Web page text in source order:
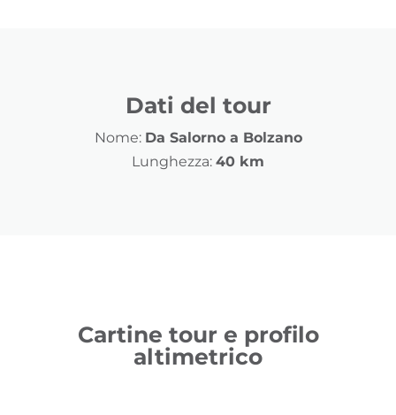
Dati del tour
Nome: Da Salorno a Bolzano
Lunghezza: 40 km
Cartine tour e profilo
altimetrico